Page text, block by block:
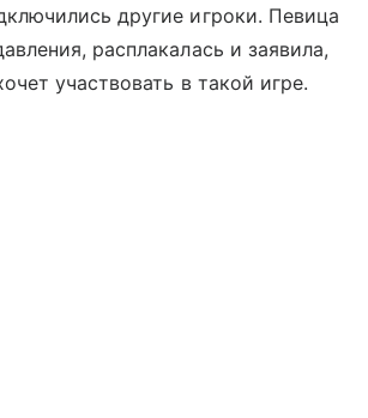
другие игроки. Певица
расплакалась и заявила,
участвовать в такой игре.